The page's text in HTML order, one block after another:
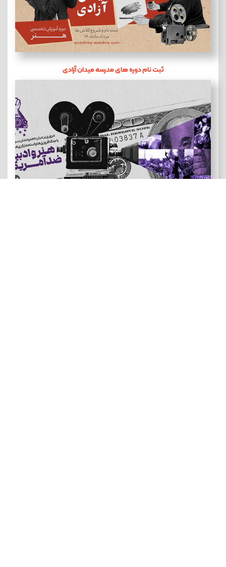
ثبت نام دوره های مدرسه میدان آزادی